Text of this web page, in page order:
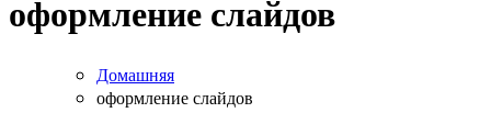
оформление слайдов
Домашняя
оформление слайдов